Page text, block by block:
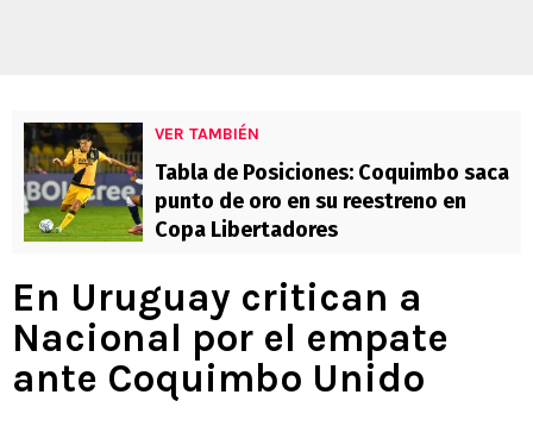
VER TAMBIÉN
Tabla de Posiciones: Coquimbo saca
punto de oro en su reestreno en
Copa Libertadores
En Uruguay critican a
Nacional por el empate
ante Coquimbo Unido